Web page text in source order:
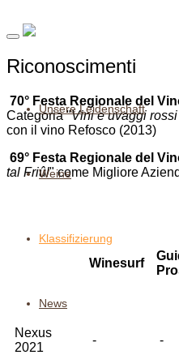
Unsere Leidenschaft
Weine
Klassifizierung
News
Riconoscimenti
70° Festa Regionale del
Categoria "Vini e uvaggi
con il vino Refosco (2013)
69° Festa Regionale del
tal Friûl" come Migliore
Winesurf
Nexus
2021
- -